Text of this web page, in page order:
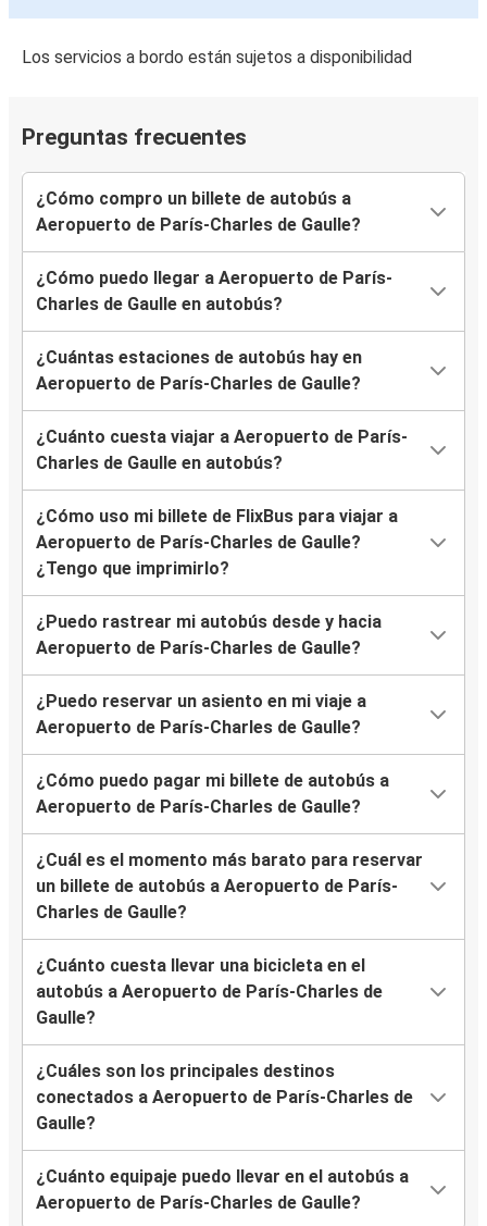
Aeropuerto de París Orly
Aeropuerto de París-Charles de Gaulle
Aeropuerto de París Orly
Aeropuerto de París-Charles de Gaulle
Estrasburgo
Aeropuerto de París-Charles de Gaulle
Aeropuerto de París-Charles de Gaulle
Burdeos
Troyes
Aeropuerto de París-Charles de Gaulle
Burdeos
Aeropuerto de París-Charles de Gaulle
Amberes
Aeropuerto de París-Charles de Gaulle
Aeropuerto de París-Charles de Gaulle
Amberes
Aeropuerto de París-Charles de Gaulle
Limoges
Aeropuerto de París-Charles de Gaulle
La Rochelle
Aeropuerto de París-Charles de Gaulle
Aeropuerto de París-Charles de Gaulle
Rotterdam
Beauvais
Aeropuerto de París-Charles de Gaulle
Los servicios a bordo están sujetos a disponibilidad
Preguntas frecuentes
¿Cómo compro un billete de autobús a
Aeropuerto de París-Charles de Gaulle?
¿Cómo puedo llegar a Aeropuerto de París-
Charles de Gaulle en autobús?
¿Cuántas estaciones de autobús hay en
Aeropuerto de París-Charles de Gaulle?
¿Cuánto cuesta viajar a Aeropuerto de París-
Charles de Gaulle en autobús?
¿Cómo uso mi billete de FlixBus para viajar a
Aeropuerto de París-Charles de Gaulle?
¿Tengo que imprimirlo?
¿Puedo rastrear mi autobús desde y hacia
Aeropuerto de París-Charles de Gaulle?
¿Puedo reservar un asiento en mi viaje a
Aeropuerto de París-Charles de Gaulle?
¿Cómo puedo pagar mi billete de autobús a
Aeropuerto de París-Charles de Gaulle?
¿Cuál es el momento más barato para reservar
un billete de autobús a Aeropuerto de París-
Charles de Gaulle?
¿Cuánto cuesta llevar una bicicleta en el
autobús a Aeropuerto de París-Charles de
Gaulle?
¿Cuáles son los principales destinos
conectados a Aeropuerto de París-Charles de
Gaulle?
¿Cuánto equipaje puedo llevar en el autobús a
Aeropuerto de París-Charles de Gaulle?